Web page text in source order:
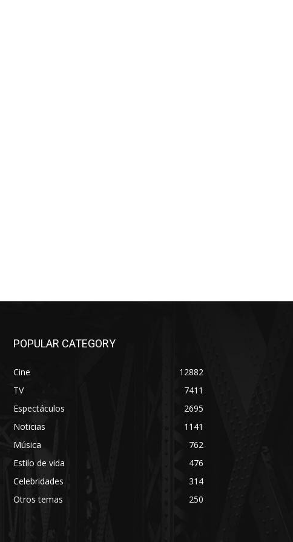
POPULAR CATEGORY
Cine
12882
TV
7411
Espectáculos
2695
Noticias
1141
Música
762
Estilo de vida
476
Celebridades
314
Otros temas
250